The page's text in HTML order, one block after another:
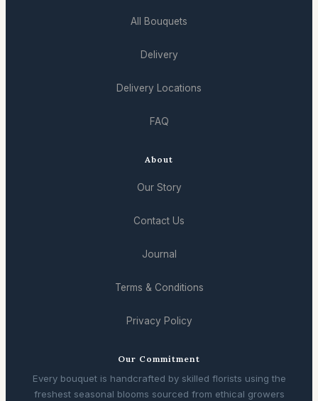
All Bouquets
Delivery
Delivery Locations
FAQ
About
Our Story
Contact Us
Journal
Terms & Conditions
Privacy Policy
Our Commitment
Every bouquet is handcrafted by skilled florists using the
freshest seasonal blooms sourced from ethical growers